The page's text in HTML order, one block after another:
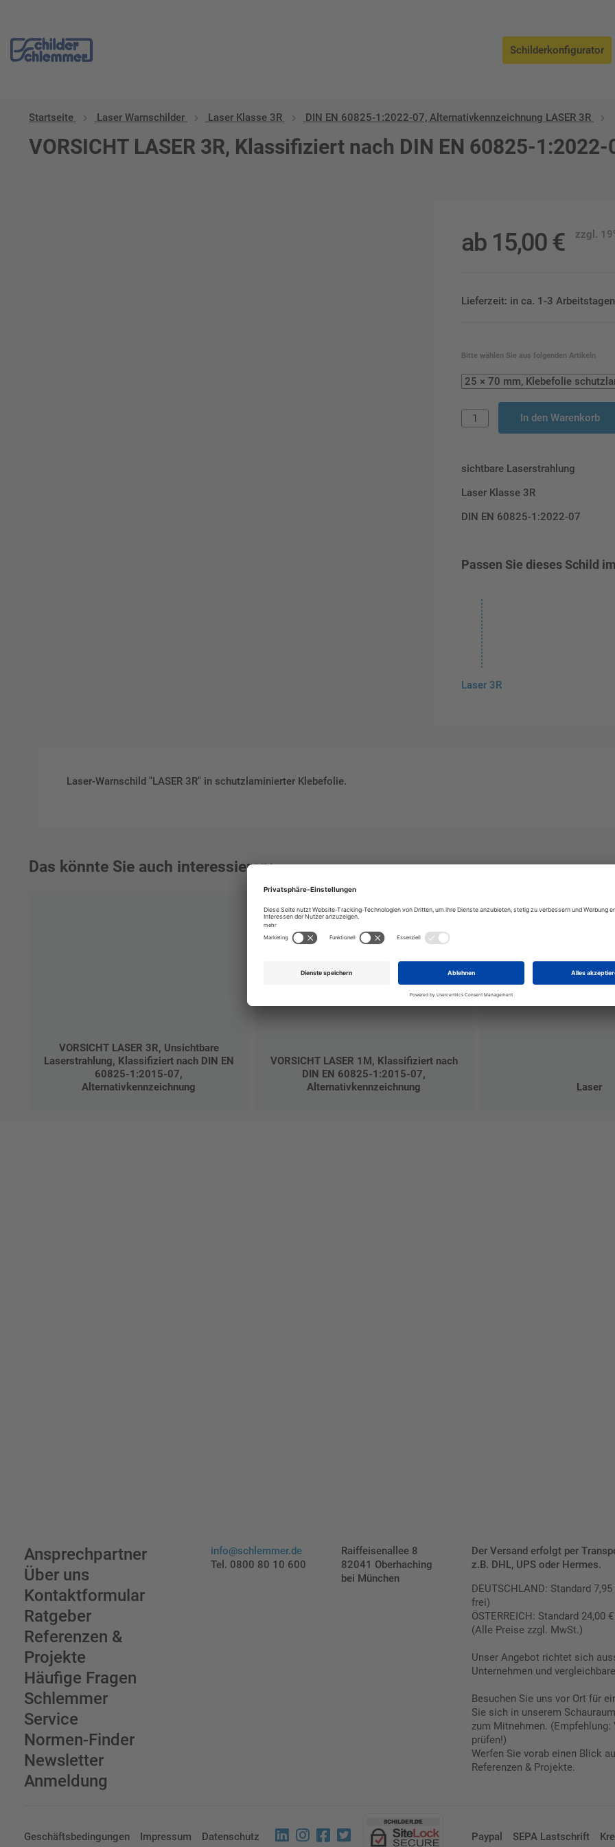
Schilderkonfigurator
Startseite Laser Warnschilder Laser Klasse 3R DIN EN 60825-1:2022-07, Alternativkennzeichnung LASER 3R
VORSICHT LASER 3R, Klassifiziert nach DIN EN 60825-
ab 15,00 € zzgl.
Lieferzeit: in ca. 1-3
Bitte wählen Sie aus folgenden Artikeln
In den Warenkorb
sichtbare Laserstrahlung
Laser Klasse 3R
DIN EN 60825-1:2022-07
Passen Sie dieses Schild
Laser 3R
Laser-Warnschild "LASER 3R" in schutzlaminierter Klebefolie.
Das könnte Sie auch interessieren:
VORSICHT LASER 3R, Unsichtbare
Laserstrahlung, Klassifiziert nach DIN EN
60825-1:2015-07,
Alternativkennzeichnung
VORSICHT LASER 1M, Klassifiziert nach
DIN EN 60825-1:2015-07,
Alternativkennzeichnung
Laser
Ansprechpartner
Über uns
Kontaktformular
Ratgeber
Referenzen &
Projekte
Häufige Fragen
Schlemmer
Service
Normen-Finder
Newsletter
Anmeldung
info@schlemmer.de
Tel. 0800 80 10 600
Raiffeisenallee 8
82041 Oberhaching
bei München
Der Versand erfolgt per
z.B. DHL, UPS oder Hermes.
DEUTSCHLAND: Standard
frei)
ÖSTERREICH: Standard 24,00
(Alle Preise zzgl. MwSt.)
Unser Angebot richtet sich
Unternehmen und
Besuchen Sie uns vor Ort für
Sie sich in unserem
zum Mitnehmen.
prüfen!)
Werfen Sie vorab einen Blick
Referenzen & Projekte.
Geschäftsbedingungen Impressum Datenschutz Paypal SEPA Lastschrift